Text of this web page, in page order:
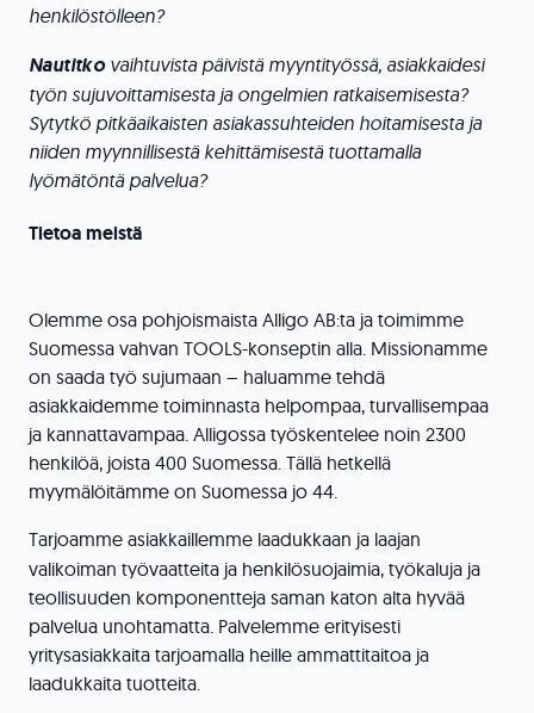
henkilöstölleen?
Nautitkovaihtuvista päivistä myyntityössä, asiakkaidesi
työn sujuvoittamisesta ja ongelmien ratkaisemisesta?
Sytytkö pitkäaikaisten asiakassuhteiden hoitamisesta ja
niiden myynnillisestä kehittämisestä tuottamalla
lyömätöntä palvelua?
Tietoa meistä
Olemme osa pohjoismaista Alligo AB:ta ja toimimme
Suomessa vahvan TOOLS-konseptin alla. Missionamme
on saada työ sujumaan – haluamme tehdä
asiakkaidemme toiminnasta helpompaa, turvallisempaa
ja kannattavampaa. Alligossa työskentelee noin 2300
henkilöä, joista 400 Suomessa. Tällä hetkellä
myymälöitämme on Suomessa jo 44.
Tarjoamme asiakkaillemme laadukkaan ja laajan
valikoiman työvaatteita ja henkilösuojaimia, työkaluja ja
teollisuuden komponentteja saman katon alta hyvää
palvelua unohtamatta. Palvelemme erityisesti
yritysasiakkaita tarjoamalla heille ammattitaitoa ja
laadukkaita tuotteita.